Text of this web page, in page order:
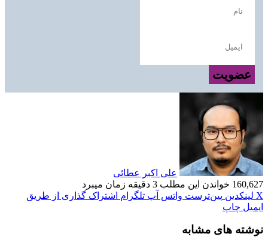
عضویت
علی اکبر عطائی
160,627 خواندن این مطلب 3 دقیقه زمان میبرد
X لینکدین ‫پین‌ترست واتس آپ تلگرام اشتراک گذاری از طریق
ایمیل چاپ
نوشته های مشابه